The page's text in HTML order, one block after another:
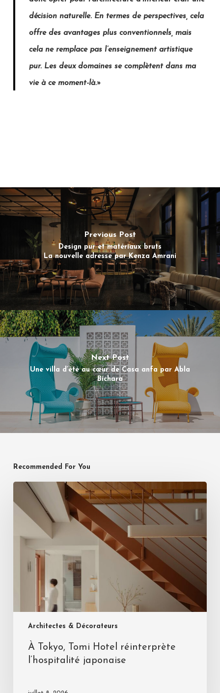
décision naturelle. En termes de perspectives, cela
offre des avantages plus conventionnels, mais
cela ne remplace pas l’enseignement artistique
pur. Les deux domaines se complètent dans ma
vie à ce moment-là.»
Previous Post
Design pur et matériaux bruts
La nouvelle adresse par Kenza Amrani
Next Post
Une villa d’été au cœur de Casa anfa par Abla
Bichara
Recommended For You
Architectes & Décorateurs
À Tokyo, Tomi Hotel réinterprète
l’hospitalité japonaise